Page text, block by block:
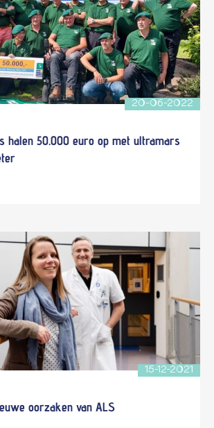
20-06-2022
halen 50.000 euro op met ultramars
15-12-2021
oorzaken van ALS